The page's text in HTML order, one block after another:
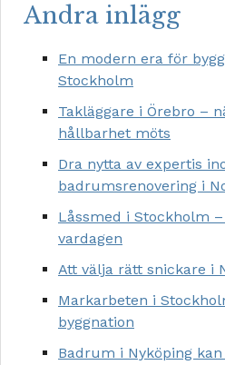
Andra inlägg
En modern era för
Stockholm
Takläggare i Örebro –
hållbarhet möts
Dra nytta av expertis
badrumsrenovering i
Låssmed i Stockholm
vardagen
Att välja rätt snickare i
Markarbeten i
byggnation
Badrum i Nyköping